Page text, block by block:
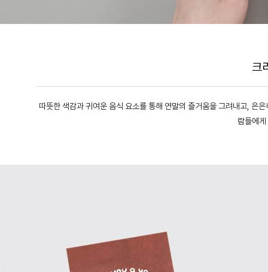
크
따뜻한 색감과 귀여운 음식 요소를 통해 연말의 즐거움을 그려내고, 은
람들에